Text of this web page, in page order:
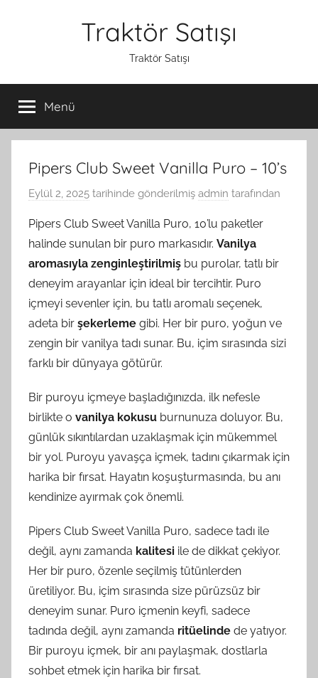
Traktör Satışı
Traktör Satışı
Menü
Pipers Club Sweet Vanilla Puro – 10’s
Eylül 2, 2025 tarihinde gönderilmiş admin tarafından
Pipers Club Sweet Vanilla Puro, 10’lu paketler
halinde sunulan bir puro markasıdır. Vanilya
aromasıyla zenginleştirilmiş bu purolar, tatlı bir
deneyim arayanlar için ideal bir tercihtir. Puro
içmeyi sevenler için, bu tatlı aromalı seçenek,
adeta bir şekerleme gibi. Her bir puro, yoğun ve
zengin bir vanilya tadı sunar. Bu, içim sırasında sizi
farklı bir dünyaya götürür.
Bir puroyu içmeye başladığınızda, ilk nefesle
birlikte o vanilya kokusu burnunuza doluyor. Bu,
günlük sıkıntılardan uzaklaşmak için mükemmel
bir yol. Puroyu yavaşça içmek, tadını çıkarmak için
harika bir fırsat. Hayatın koşuşturmasında, bu anı
kendinize ayırmak çok önemli.
Pipers Club Sweet Vanilla Puro, sadece tadı ile
değil, aynı zamanda kalitesi ile de dikkat çekiyor.
Her bir puro, özenle seçilmiş tütünlerden
üretiliyor. Bu, içim sırasında size pürüzsüz bir
deneyim sunar. Puro içmenin keyfi, sadece
tadında değil, aynı zamanda ritüelinde de yatıyor.
Bir puroyu içmek, bir anı paylaşmak, dostlarla
sohbet etmek için harika bir fırsat.